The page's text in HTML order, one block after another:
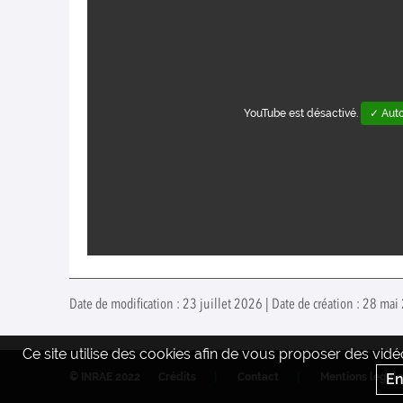
YouTube est désactivé. ✓
Date de modification : 23 juillet 2026 | Date de création : 28 mai
Ce site utilise des cookies afin de vous proposer des
Mentions